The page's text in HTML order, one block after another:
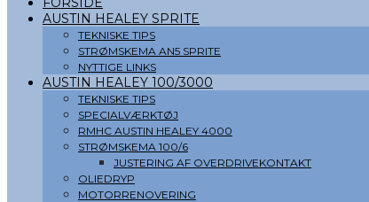
AUSTIN HEALEY SPRITE
TEKNISKE TIPS
STRØMSKEMA AN5 SPRITE
NYTTIGE LINKS
AUSTIN HEALEY 100/3000
TEKNISKE TIPS
SPECIALVÆRKTØJ
RMHC AUSTIN HEALEY 4000
STRØMSKEMA 100/6
JUSTERING AF OVERDRIVEKONTAKT
OLIEDRYP
MOTORRENOVERING